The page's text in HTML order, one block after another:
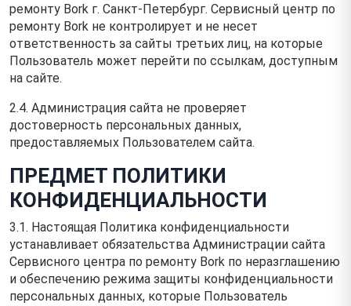
ремонту Bork г. Санкт-Петербург. Сервисный центр по
ремонту Bork не контролирует и не несет
ответственность за сайты третьих лиц, на которые
Пользователь может перейти по ссылкам, доступным
на сайте.
2.4. Администрация сайта не проверяет
достоверность персональных данных,
предоставляемых Пользователем сайта.
ПРЕДМЕТ ПОЛИТИКИ
КОНФИДЕНЦИАЛЬНОСТИ
3.1. Настоящая Политика конфиденциальности
устанавливает обязательства Администрации сайта
Сервисного центра по ремонту Bork по неразглашению
и обеспечению режима защиты конфиденциальности
персональных данных, которые Пользователь